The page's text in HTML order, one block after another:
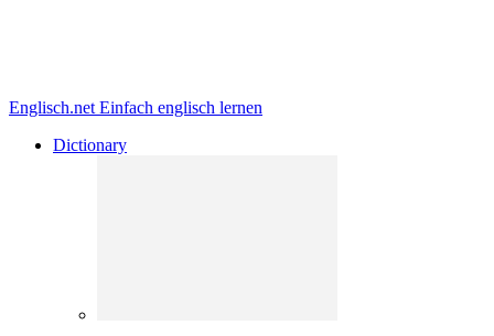
Englisch.net Einfach englisch lernen
Dictionary